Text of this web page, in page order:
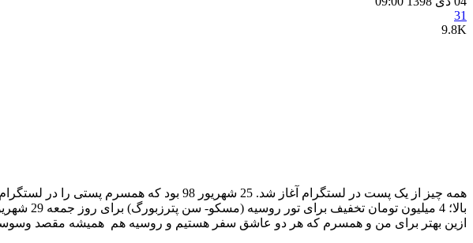
31
9.8K
همه چیز از یک پست در لستگرام آغاز شد. 25
بالا؛ 4
ازین بهتر برای من و همسرم که هر دو عاشق سفر هستیم و روسیه هم همیشه مقصد وسوسه